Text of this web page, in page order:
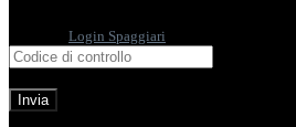
Login Spaggiari